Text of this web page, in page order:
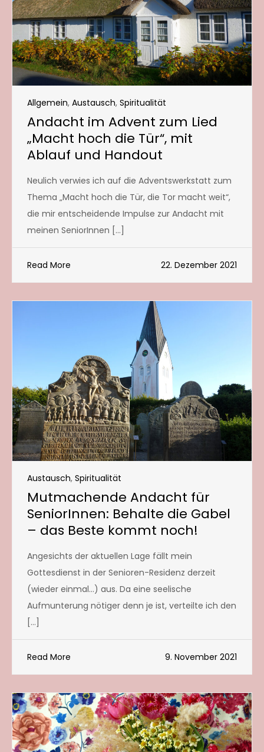
Allgemein, Austausch, Spiritualität
Andacht im Advent zum Lied
„Macht hoch die Tür“, mit
Ablauf und Handout
Neulich verwies ich auf die Adventswerkstatt zum
Thema „Macht hoch die Tür, die Tor macht weit“,
die mir entscheidende Impulse zur Andacht mit
meinen SeniorInnen […]
Read More 22. Dezember 2021
Austausch, Spiritualität
Mutmachende Andacht für
SeniorInnen: Behalte die Gabel
– das Beste kommt noch!
Angesichts der aktuellen Lage fällt mein
Gottesdienst in der Senioren-Residenz derzeit
(wieder einmal…) aus. Da eine seelische
Aufmunterung nötiger denn je ist, verteilte ich den
[…]
Read More 9. November 2021